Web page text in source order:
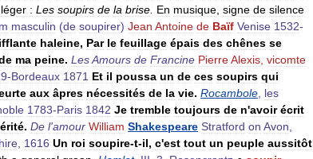
léger : Les soupirs de la brise En musique signe de silence
masculin (de soupirer) Jean Antoine de Baïf Venise 1532-
haleine, Par le feuillage épais des chênes se
ma peine. LesAmours de Francine PierreAlexis vicomte
-Bordeaux 1871 Et il poussa un de ces soupirs qui
aux âpres nécessités de la vie. Rocambole les
1783-Paris 1842 Je tremble toujours de n'avoir écrit
. De l'amour William Shakespeare Stratford on Avon
1616 Un roi soupire-t-il, c'est tout un peuple aussitôt